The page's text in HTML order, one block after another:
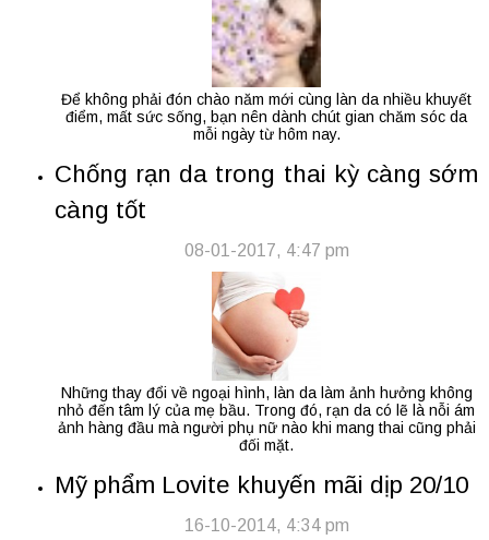
Để không phải đón chào năm mới cùng làn da nhiều khuyết
điểm, mất sức sống, bạn nên dành chút gian chăm sóc da
mỗi ngày từ hôm nay.
Chống rạn da trong thai kỳ càng sớm
càng tốt
08-01-2017, 4:47 pm
Những thay đổi về ngoại hình, làn da làm ảnh hưởng không
nhỏ đến tâm lý của mẹ bầu. Trong đó, rạn da có lẽ là nỗi ám
ảnh hàng đầu mà người phụ nữ nào khi mang thai cũng phải
đối mặt.
Mỹ phẩm Lovite khuyến mãi dịp 20/10
16-10-2014, 4:34 pm